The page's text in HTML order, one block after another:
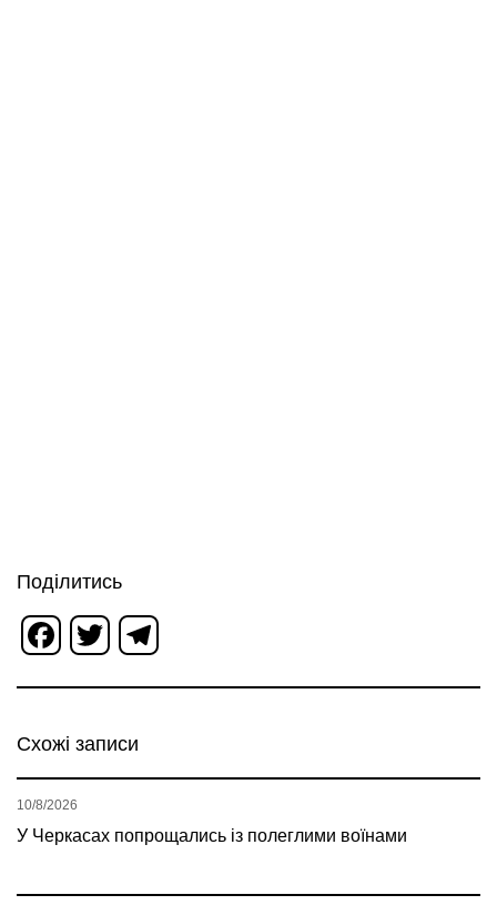
Поділитись
Facebook
Twitter
Схожі записи
У Черкасах попрощались із полеглими воїнами
10/8/2026